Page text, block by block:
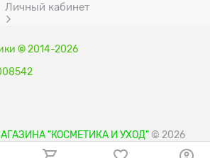
Личный кабинет
© 2014-2026
"КОСМЕТИКА И УХОД" © 2026